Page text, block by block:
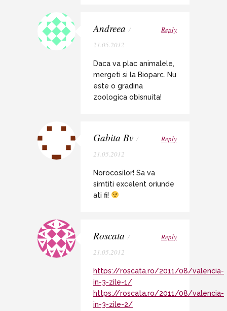
Andreea /
21.05.2012
Reply
Daca va plac animalele,
mergeti si la Bioparc. Nu
este o gradina
zoologica obisnuita!
Gabita Bv /
21.05.2012
Reply
Norocosilor! Sa va
simtiti excelent oriunde
ati fi!
Roscata /
21.05.2012
Reply
https://roscata.ro/2011/08/valencia-
in-3-zile-1/
https://roscata.ro/2011/08/valencia-
in-3-zile-2/